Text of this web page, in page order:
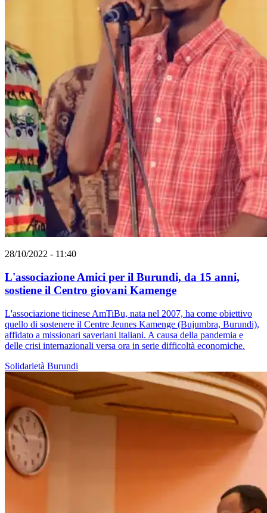
28/10/2022 - 11:40
L'associazione Amici per il Burundi, da 15 anni,
sostiene il Centro giovani Kamenge
L'associazione ticinese AmTiBu, nata nel 2007, ha come obiettivo
quello di sostenere il Centre Jeunes Kamenge (Bujumbra, Burundi),
affidato a missionari saveriani italiani. A causa della pandemia e
delle crisi internazionali versa ora in serie difficoltà economiche.
Solidarietà Burundi